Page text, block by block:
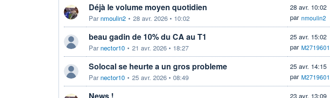
Déjà le volume moyen quotidien
Par nmoulin2 • 28 avr. 2026 • 10:02
28 avr. 10:02
par nmoulin2
beau gadin de 10% du CA au T1
Par nector10 • 21 avr. 2026 • 18:27
25 avr. 15:02
par M2719601
Solocal se heurte a un gros probleme
Par nector10 • 25 avr. 2026 • 08:49
25 avr. 14:15
par M2719601
23 avr. 13:09